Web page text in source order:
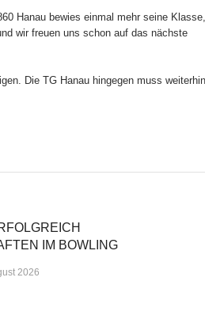
Hanau bewies einmal mehr seine
wir freuen uns schon auf das nächste
Die TG Hanau hingegen muss
IM BOWLING
2026